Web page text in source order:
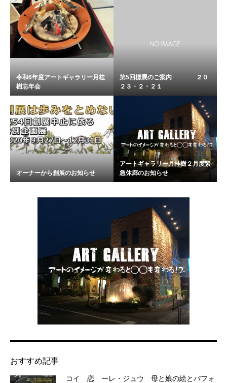
令和6年度アートギャラリー月桂
樹忘年会
第5回標展のご案内 ２０
２３・２・２１
オーナーから創展のお知らせ
アートギャラリー月桂樹２月度緊
急休廊のお知らせ
おすすめ記事
コイ 恋 ーレ・ジュウ 母と娘の絵とパフォ